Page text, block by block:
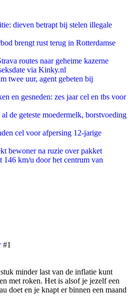
dieven betrapt bij stelen illegale
brengt rust terug in Rotterdamse
routes naar geheime kazerne
via Kinky.nl
twee uur, agent gebeten bij
en gesneden: zes jaar cel en tbs voor
de geteste moedermelk, borstvoeding
cel voor afpersing 12-jarige
bewoner na ruzie over pakket
146 km/u door het centrum van
#1
minder last van de inflatie kunt
met roken. Het is alsof je jezelf een
doet en je knapt er binnen een maand